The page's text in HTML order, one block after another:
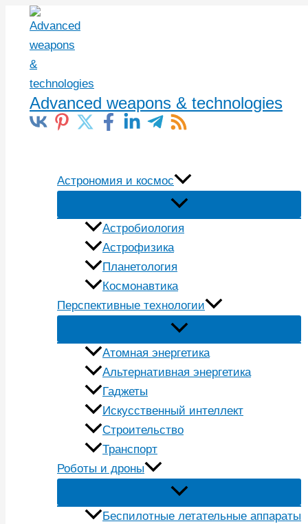
Перейти
содержимому
Advanced weapons & technologies
Астрономия и космос
Астробиология
Астрофизика
Планетология
Космонавтика
Перспективные технологии
Атомная энергетика
Альтернативная энергетика
Гаджеты
Искусственный интеллект
Строительство
Транспорт
Роботы и дроны
Беспилотные летательные аппараты